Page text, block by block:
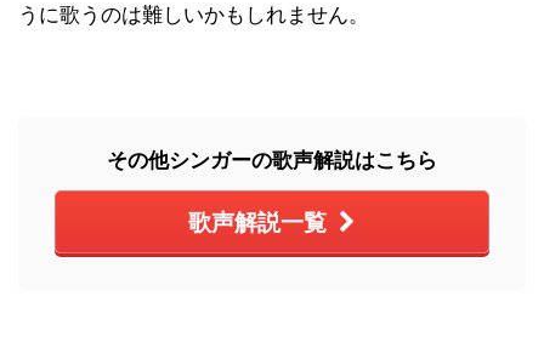
うに歌うのは難しいかもしれません。
その他シンガーの歌声解説はこちら
歌声解説一覧